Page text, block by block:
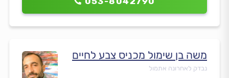
משה בן שימול מכניס צבע לחיים
נבדק לאחרונה אתמול